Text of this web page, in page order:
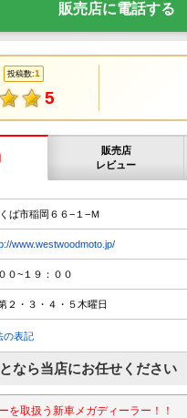
販売店に電話する
投稿数:1
5
販売店
レビュー
市稲岡６６−１−Ｍ
www.westwoodmoto.jp/
０~１９：００
２・３・４・５木曜日
の表記
なら当店にお任せください
を取扱う新車メガディーラー！！